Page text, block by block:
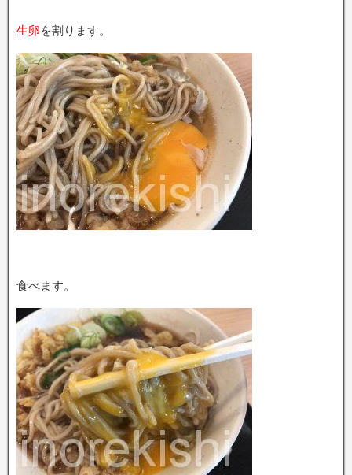
生卵を割ります。
食べます。